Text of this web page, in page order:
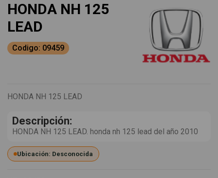
HONDA NH 125
LEAD
Codigo: 09459
HONDA NH 125 LEAD
Descripción:
HONDA NH 125 LEAD. honda nh 125 lead del año 2010
Ubicación: Desconocida